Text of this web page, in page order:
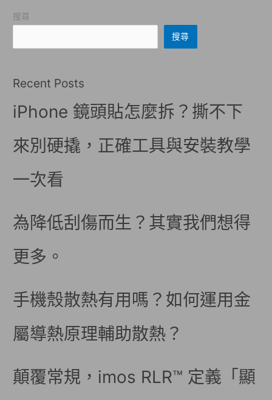
搜尋
搜尋
Recent Posts
iPhone 鏡頭貼怎麼拆？撕不下
來別硬撬，正確工具與安裝教學
一次看
為降低刮傷而生？其實我們想得
更多。
手機殼散熱有用嗎？如何運用金
屬導熱原理輔助散熱？
顛覆常規，imos RLR™ 定義「顯